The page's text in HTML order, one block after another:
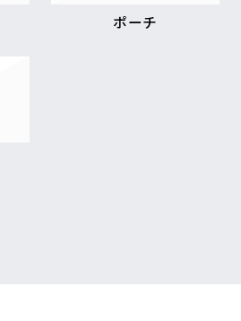
ポーチ